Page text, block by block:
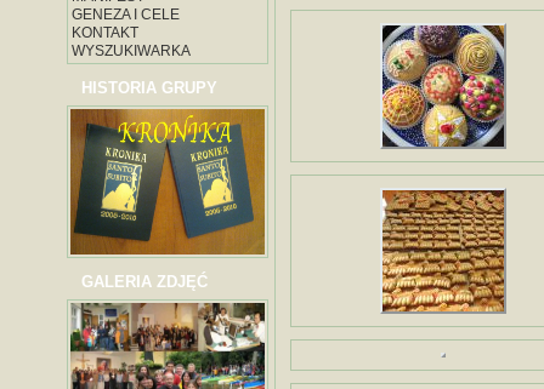
GENEZA I CELE
KONTAKT
WYSZUKIWARKA
HISTORIA GRUPY
GALERIA ZDJĘĆ